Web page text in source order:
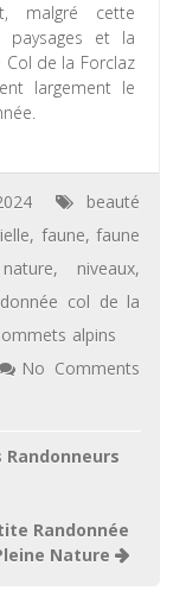
malgré cette
paysages et la
de la Forclaz
largement le
beauté
, faune,faune
nature, niveaux,
col de la
alpins
No Comments
Randonnée
Nature